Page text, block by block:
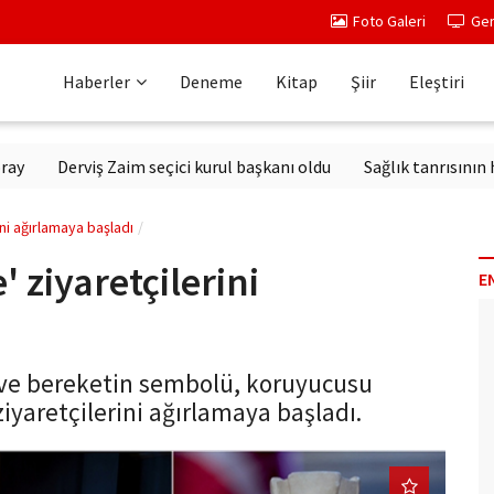
Foto Galeri
Haberler Deneme Kitap Şiir Eleştiri
Zaim seçici kurul başkanı oldu Sağlık tanrısının heykeli
ağırlamaya başladı
ziyaretçilerini
bereketin sembolü, koruyucusu
ağırlamaya başladı.